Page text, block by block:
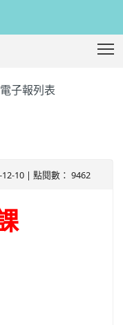
電子報列表
10 | 點閱數： 9462